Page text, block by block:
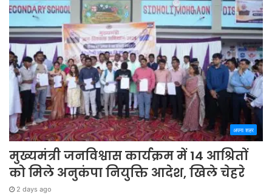
अपना शहर
मुख्यमंत्री जनविश्वास कार्यक्रम में 14 आश्रितों
को मिले अनुकंपा नियुक्ति आदेश, खिले चेहरे
2 days ago